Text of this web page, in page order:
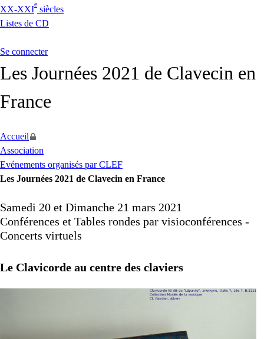
XX-XXI
e
siècles
Listes de CD
Se connecter
Les Journées 2021 de Clavecin en
France
Accueil
Association
Evénements organisés par CLEF
Les Journées 2021 de Clavecin en France
Samedi 20 et Dimanche 21 mars 2021
Conférences et Tables rondes par visioconférences -
Concerts virtuels
Le Clavicorde au centre des claviers